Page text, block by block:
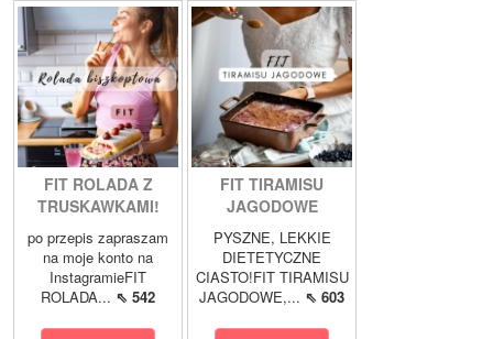
FIT ROLADA Z
TRUSKAWKAMI!
po przepis zapraszam
na moje konto na
InstagramieFIT
ROLADA... ⇖ 542
FIT TIRAMISU
JAGODOWE
PYSZNE, LEKKIE
DIETETYCZNE
CIASTO!FIT TIRAMISU
JAGODOWE,... ⇖ 603